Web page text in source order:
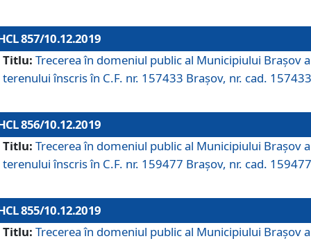
857/10.12.2019
Titlu: Trecerea în domeniul public al Municipiului Braşov a
terenului înscris în C.F. nr. 157433 Brașov, nr. cad.
856/10.12.2019
Titlu: Trecerea în domeniul public al Municipiului Braşov a
terenului înscris în C.F. nr. 159477 Brașov, nr. cad.
855/10.12.2019
Titlu: Trecerea în domeniul public al Municipiului Braşov a